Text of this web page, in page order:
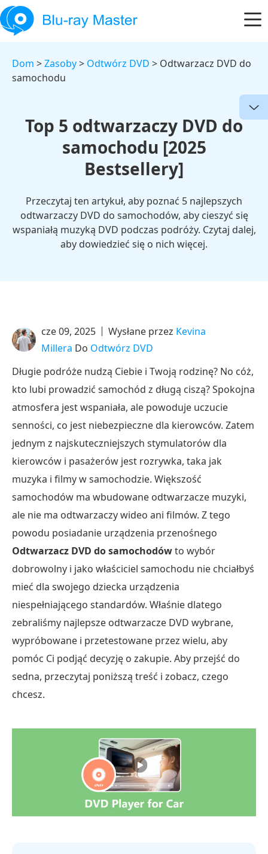
Dom >Zasoby> Odtwórz DVD > Odtwarzacz DVD do
samochodu
Top 5 odtwarzaczy DVD do
samochodu [2025
Bestsellery]
Przeczytaj ten artykuł, aby poznać 5 najlepszych
odtwarzaczy DVD do samochodów, aby cieszyć się
wspaniałą muzyką DVD podczas podróży. Czytaj dalej,
aby dowiedzieć się o nich więcej.
cze 09, 2025 Wysłane przez Kevina
Millera Do Odtwórz DVD
Długie podróże nudzą Ciebie i Twoją rodzinę? No cóż,
kto lubi prowadzić samochód z długą ciszą? Spokojna
atmosfera jest wspaniała, ale powoduje uczucie
senności, co jest niebezpieczne dla kierowców. Zatem
jednym z najskuteczniejszych stymulatorów dla
kierowców i pasażerów jest rozrywka, taka jak
muzyka i filmy w samochodzie. Większość
samochodów ma wbudowane odtwarzacze muzyki,
ale nie ma odtwarzaczy wideo ani filmów. Z tego
powodu posiadanie urządzenia przenośnego
Odtwarzacz DVD do samochodówto wybór
dobrowolny i jako właściciel samochodu nie chciałbyś
mieć dla swojego dziecka urządzenia
niespełniającego standardów. Właśnie dlatego
zebraliśmy najlepsze odtwarzacze DVD wybrane,
wypróbowane i przetestowane przez wielu, aby
pomóc Ci podjąć decyzję o zakupie. Aby przejść do
sedna, przeczytaj poniższą treść i zobacz, czego
chcesz.